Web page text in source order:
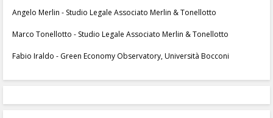
Angelo Merlin - Studio Legale Associato Merlin & Tonellotto
Marco Tonellotto - Studio Legale Associato Merlin & Tonellotto
Fabio Iraldo - Green Economy Observatory, Università Bocconi